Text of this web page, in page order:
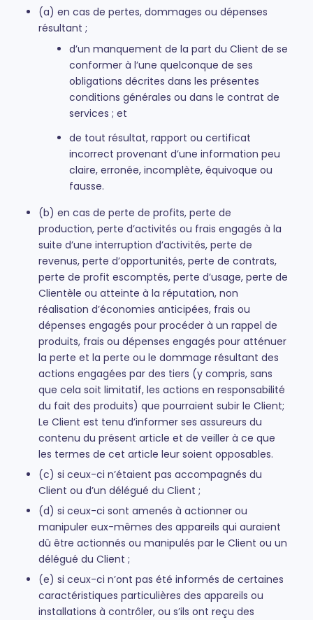
(a) en cas de pertes, dommages ou dépenses
résultant ;
d’un manquement de la part du Client de se
conformer à l’une quelconque de ses
obligations décrites dans les présentes
conditions générales ou dans le contrat de
services ; et
de tout résultat, rapport ou certificat
incorrect provenant d’une information peu
claire, erronée, incomplète, équivoque ou
fausse.
(b) en cas de perte de profits, perte de
production, perte d’activités ou frais engagés à la
suite d’une interruption d’activités, perte de
revenus, perte d’opportunités, perte de contrats,
perte de profit escomptés, perte d’usage, perte de
Clientèle ou atteinte à la réputation, non
réalisation d’économies anticipées, frais ou
dépenses engagés pour procéder à un rappel de
produits, frais ou dépenses engagés pour atténuer
la perte et la perte ou le dommage résultant des
actions engagées par des tiers (y compris, sans
que cela soit limitatif, les actions en responsabilité
du fait des produits) que pourraient subir le Client;
Le Client est tenu d’informer ses assureurs du
contenu du présent article et de veiller à ce que
les termes de cet article leur soient opposables.
(c) si ceux-ci n’étaient pas accompagnés du
Client ou d’un délégué du Client ;
(d) si ceux-ci sont amenés à actionner ou
manipuler eux-mêmes des appareils qui auraient
dû être actionnés ou manipulés par le Client ou un
délégué du Client ;
(e) si ceux-ci n’ont pas été informés de certaines
caractéristiques particulières des appareils ou
installations à contrôler, ou s’ils ont reçu des